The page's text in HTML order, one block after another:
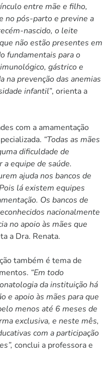
entre mãe e filho,
no pós-parto e previne a
nascido, o leite
não estão presentes em
fundamentais para o
gástrico e
na prevenção das anemias
infantil”, orienta a
com a amamentação
“Todas as mães
dificuldade de
a equipe de saúde.
ajuda nos bancos de
lá existem equipes
Os bancos de
nacionalmente
no apoio às mães que
a Dra. Renata.
também é tema de
“Em todo
da instituição há
e apoio às mães para que
menos até 6 meses de
exclusiva, e neste mês,
com a participação
conclui a professora e